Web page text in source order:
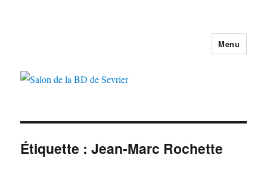
Menu
Étiquette :Jean-Marc Rochette